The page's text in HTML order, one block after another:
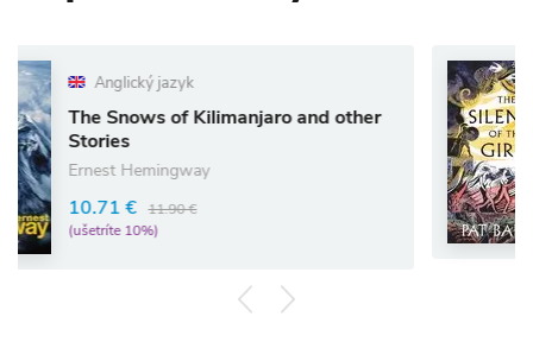
jazyk
of Kilimanjaro and other
11.90 €
Anglický
The
Pat Barker
11.87 €
(ušetríte 10%)